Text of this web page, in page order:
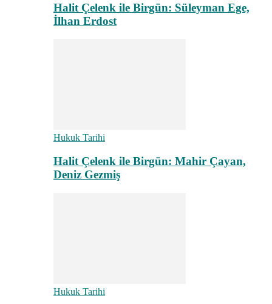
Halit Çelenk ile Birgün: Süleyman Ege,
İlhan Erdost
Hukuk Tarihi
Halit Çelenk ile Birgün: Mahir Çayan,
Deniz Gezmiş
Hukuk Tarihi